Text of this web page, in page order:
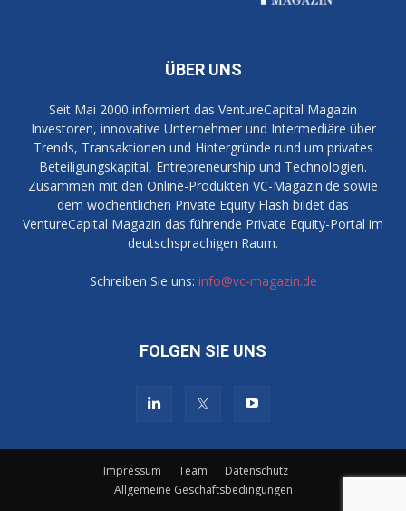
ÜBER UNS
Seit Mai 2000 informiert das VentureCapital Magazin
Investoren, innovative Unternehmer und Intermediäre über
Trends, Transaktionen und Hintergründe rund um privates
Beteiligungskapital, Entrepreneurship und Technologien.
Zusammen mit den Online-Produkten VC-Magazin.de sowie
dem wöchentlichen Private Equity Flash bildet das
VentureCapital Magazin das führende Private Equity-Portal im
deutschsprachigen Raum.
Schreiben Sie uns: info@vc-magazin.de
FOLGEN SIE UNS
Impressum Team
Datenschutz
Allgemeine Geschäftsbedingungen